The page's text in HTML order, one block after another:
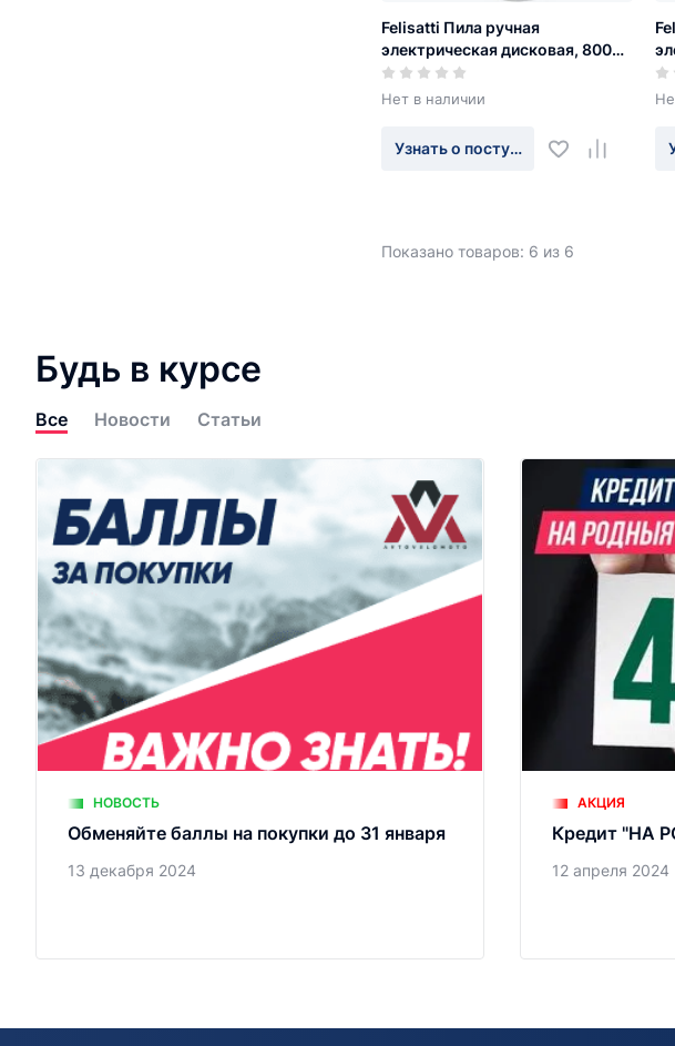
Felisatti Пила ручная
электрическая дисковая, 800
Вт., 3,4 А., 5000 об/мин.
Нет в наличии
Узнать о поступлении
Показано товаров: 6 из 6
Будь в курсе
Все Новости Статьи
НОВОСТЬ
Обменяйте баллы на покупки до 31 января
13 декабря 2024
АКЦИЯ
Кредит "НА
12 апреля 2024